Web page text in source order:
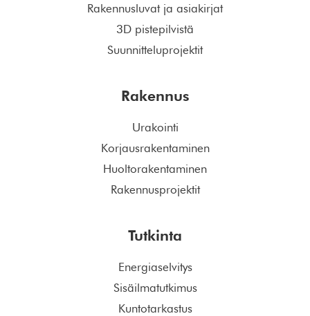
Rakennusluvat ja asiakirjat
3D pistepilvistä
Suunnitteluprojektit
Rakennus
Urakointi
Korjausrakentaminen
Huoltorakentaminen
Rakennusprojektit
Tutkinta
Energiaselvitys
Sisäilmatutkimus
Kuntotarkastus